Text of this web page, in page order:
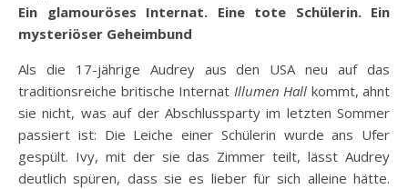
Ein glamouröses Internat. Eine tote Schülerin. Ein
mysteriöser Geheimbund
Als die 17-jährige Audrey aus den USA neu auf das
traditionsreiche britische Internat Illumen Hall kommt, ahnt
sie nicht, was auf der Abschlussparty im letzten Sommer
passiert ist: Die Leiche einer Schülerin wurde ans Ufer
gespült. Ivy, mit der sie das Zimmer teilt, lässt Audrey
deutlich spüren, dass sie es lieber für sich alleine hätte.